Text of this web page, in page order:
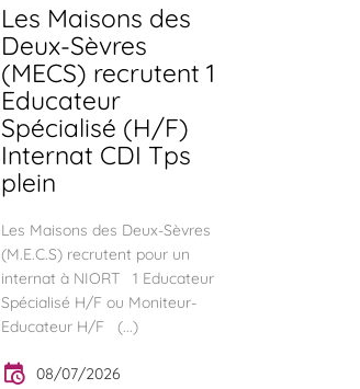
Les Maisons des
Deux-Sèvres
(MECS) recrutent 1
Educateur
Spécialisé (H/F)
Internat CDI Tps
plein
Les Maisons des Deux-Sèvres
(M.E.C.S) recrutent pour un
internat à NIORT 1 Educateur
Spécialisé H/F ou Moniteur-
Educateur H/F (...)
08/07/2026